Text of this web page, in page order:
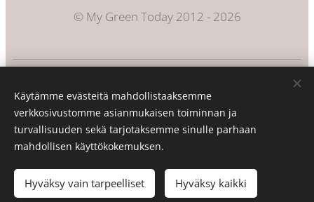
Lisää ostoskoriin
© My Green Today 2012 - 2026
Kielet
Suomi
Svenska
Käytämme evästeitä mahdollistaaksemme
verkkosivustomme asianmukaisen toiminnan ja
turvallisuuden sekä tarjotaksemme sinulle parhaan
mahdollisen käyttökokemuksen.
Hyväksy vain tarpeelliset Hyväksy kaikki